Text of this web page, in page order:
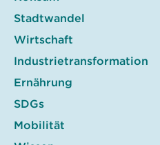
Stadtwandel
Wirtschaft
Industrietransformation
Ernährung
SDGs
Mobilität